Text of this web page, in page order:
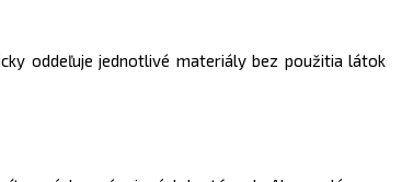
oddeľuje jednotlivé materiály bez použitia látok